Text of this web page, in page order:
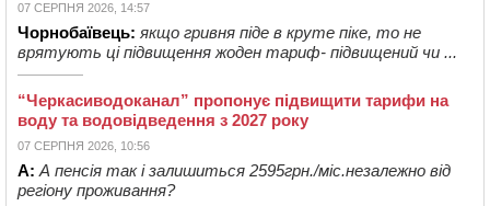
07 СЕРПНЯ 2026, 14:57
Чорнобаївець: якщо гривня піде в круте піке, то не
врятують ці підвищення жоден тариф- підвищений чи ...
“Черкасиводоканал” пропонує підвищити тарифи на
воду та водовідведення з 2027 року
07 СЕРПНЯ 2026, 10:56
А: А пенсія так і залишиться 2595грн./міс.незалежно від
регіону проживання?